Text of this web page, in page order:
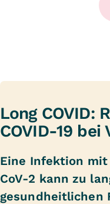
Long COVID:
COVID-19 bei
Eine Infektion mit
CoV-2 kann zu
gesundheitlichen